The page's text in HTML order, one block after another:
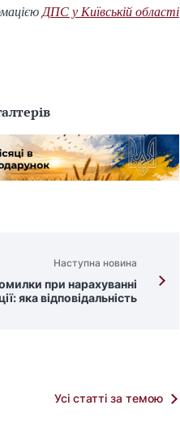
ДПС у Київській області
Наступна новина
при нарахуванні
яка відповідальність
Усі статті за темою